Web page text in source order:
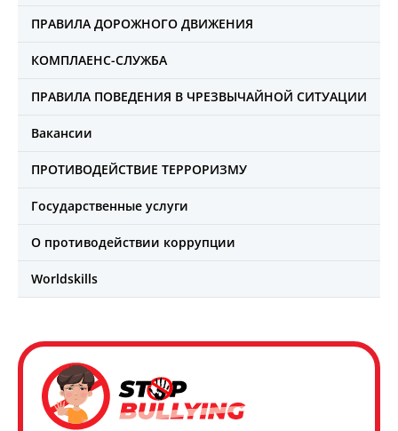
ПРАВИЛА ДОРОЖНОГО ДВИЖЕНИЯ
КОМПЛАЕНС-СЛУЖБА
ПРАВИЛА ПОВЕДЕНИЯ В ЧРЕЗВЫЧАЙНОЙ СИТУАЦИИ
Вакансии
ПРОТИВОДЕЙСТВИЕ ТЕРРОРИЗМУ
Государственные услуги
О противодействии коррупции
Worldskills